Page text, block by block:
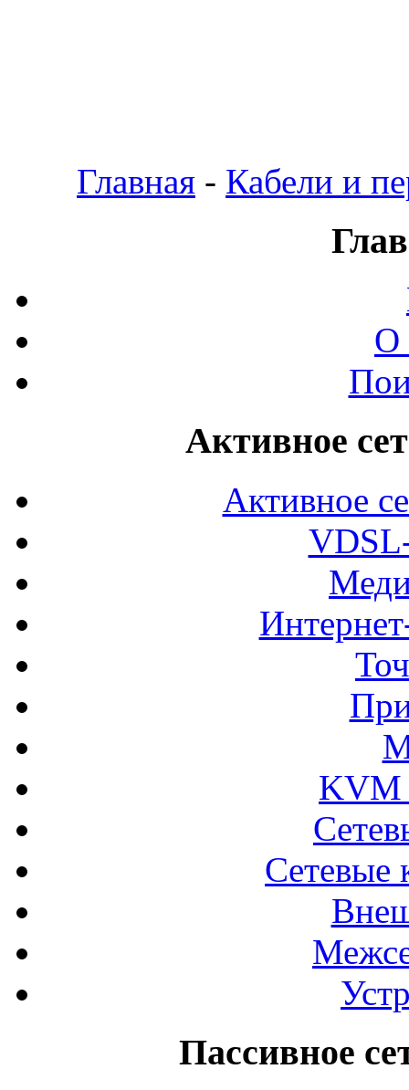
Главная - Кабели и
О
Активное
Активное
KVM
Сетевые
Пассивное